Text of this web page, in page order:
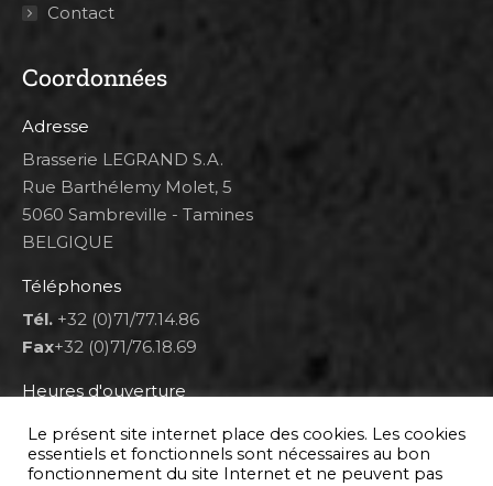
Contact
Coordonnées
Adresse
Brasserie LEGRAND S.A.
Rue Barthélemy Molet, 5
5060 Sambreville - Tamines
BELGIQUE
Téléphones
Tél. +32 (0)71/77.14.86
Fax+32 (0)71/76.18.69
Heures d'ouverture
Lun 8h00-12h00 et 12h30-14h30
Mar au ven 8h00-12h00 et 12h30-17h00
Sam 9h00-16h00
Le présent site internet place des cookies. Les cookies
essentiels et fonctionnels sont nécessaires au bon
fonctionnement du site Internet et ne peuvent pas